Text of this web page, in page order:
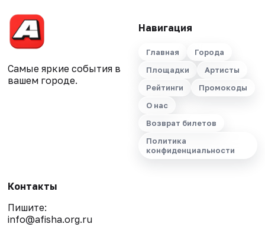
Самые яркие события в
вашем городе.
Навигация
Главная
Города
Площадки
Артисты
Рейтинги
Промокоды
О нас
Возврат билетов
Политика
конфиденциальности
Контакты
Пишите:
info@afisha.org.ru